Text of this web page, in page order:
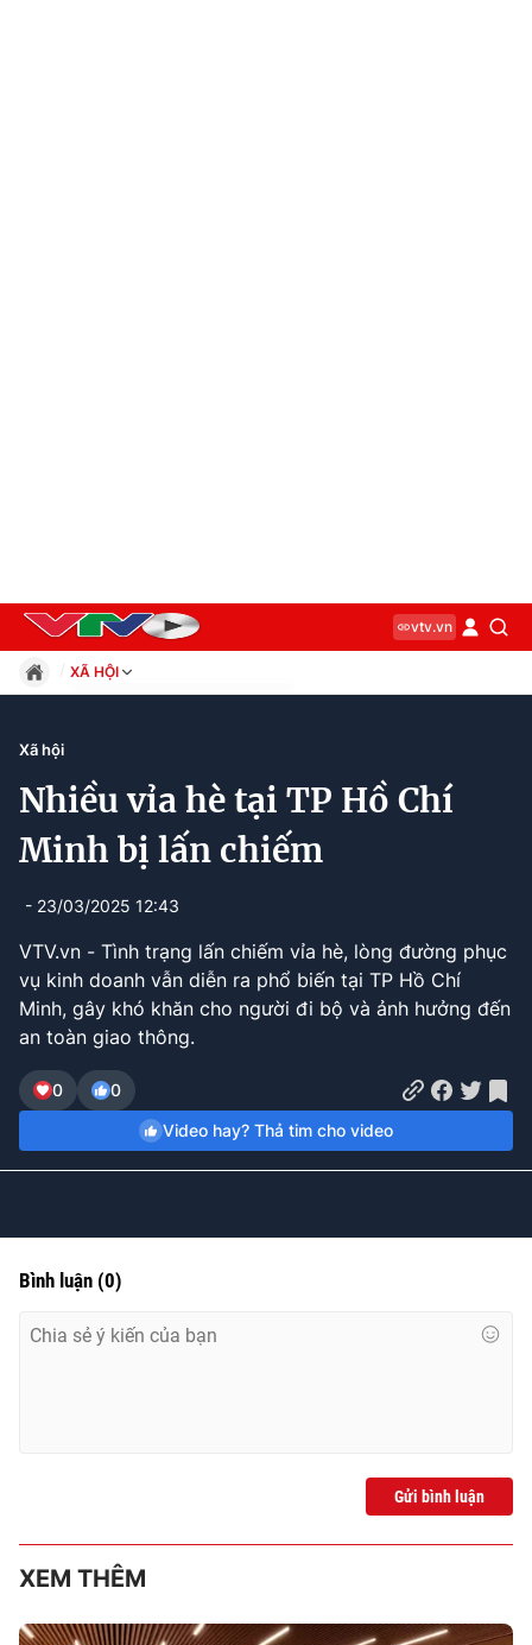
vtv.vn
XÃ HỘI
Xã hội
Kinh tế
Thế giới
Công nghệ
Current
Time
0:10 / Duration
1:52
Xã hội
Nhiều vỉa hè tại TP Hồ Chí
Minh bị lấn chiếm
- 23/03/2025 12:43
VTV.vn - Tình trạng lấn chiếm vỉa hè, lòng đường phục
vụ kinh doanh vẫn diễn ra phổ biến tại TP Hồ Chí
Minh, gây khó khăn cho người đi bộ và ảnh hưởng đến
an toàn giao thông.
0
0
Video hay? Thả tim cho video
Bình luận (0)
Gửi bình luận
XEM THÊM